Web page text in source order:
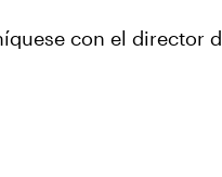
con el director